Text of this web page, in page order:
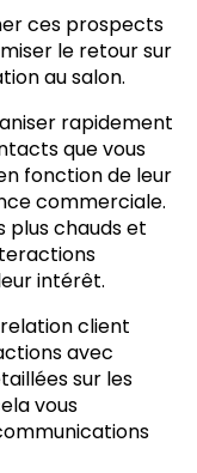
ces prospects
le retour sur
au salon.
rapidement
que vous
fonction de leur
commerciale.
plus chauds et
intérêt.
client
avec
sur les
vous